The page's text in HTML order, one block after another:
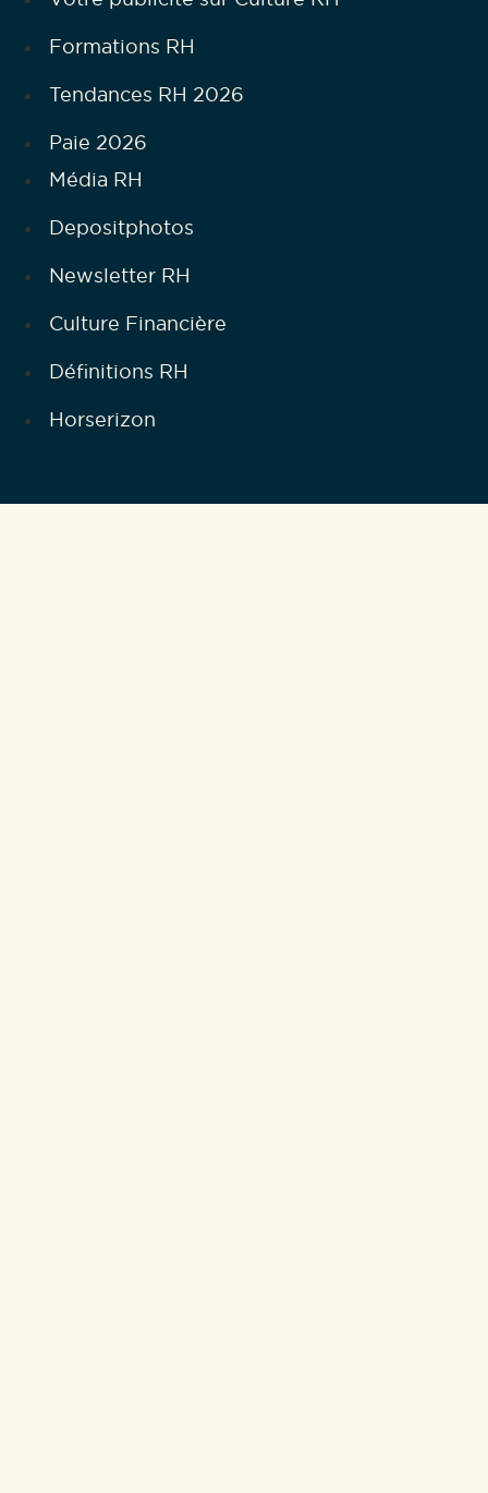
Formations RH
Tendances RH 2026
Paie 2026
Média RH
Depositphotos
Newsletter RH
Culture Financière
Définitions RH
Horserizon